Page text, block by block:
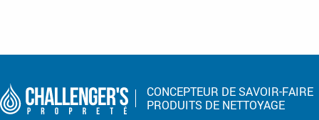
CONCEPTEUR DE SAVOIR-FAIRE
PRODUITS DE NETTOYAGE